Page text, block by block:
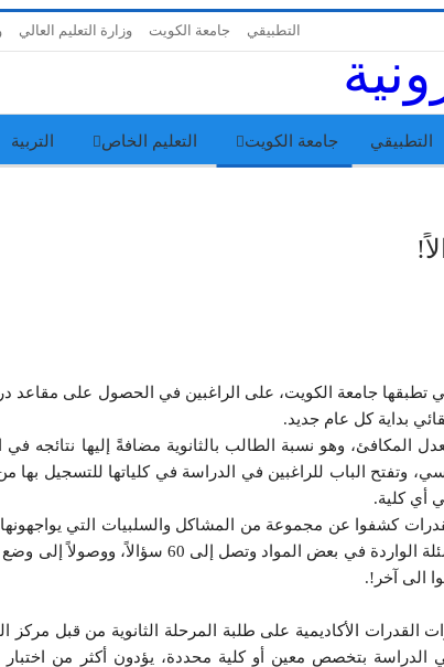
وزارة التعليم العالي جامعة الكويت التطبيقي
التربية التعليم الخاص جامعة الكويت التطبيقي
تطبقها جامعة الكويت، على الراغبين في الحصول على مقاعد
بداية كل عام جديد.
وهو نسبة الطالب بالثانوية مضافةً إليها نتائجه في
اختبارات في كل عام دراسي، وتفتح الباب للراغبين في الدراسة في كلياتها للتسجيل
أي كلية.
كشفوا عن مجموعة من المشاكل والسلبيات التي يواجهونها،
من قلة الوقت المخصص للإجابة في كل اختبار، مروراً بكثرة الأسئلة الواردة في بعض المواد وتصل إلى 60
الى آخر!.
الأكاديمية على طلبة المرحلة الثانوية من قبل مركز
الدراسة بتخصص معين أو كلية محددة، يؤدون أكثر من اختبار